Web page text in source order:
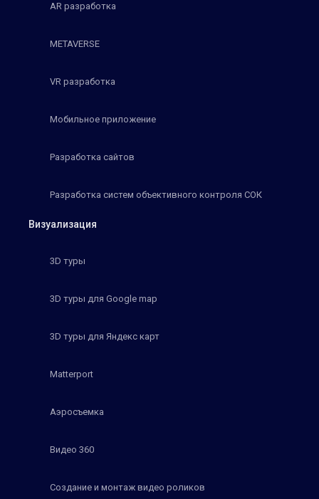
AR разработка
METAVERSE
VR разработка
Мобильное приложение
Разработка сайтов
Разработка систем объективного контроля СОК
Визуализация
3D туры
3D туры для Google map
3D туры для Яндекс карт
Matterport
Аэросъемка
Видео 360
Создание и монтаж видео роликов